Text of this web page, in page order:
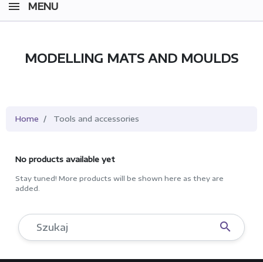
MENU
MODELLING MATS AND MOULDS
Home Tools and accessories
No products available yet
Stay tuned! More products will be shown here as they are
added.
